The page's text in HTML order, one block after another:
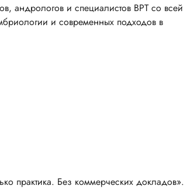
андрологов и специалистов ВРТ со всей
и современных подходов в
практика. Без коммерческих докладов».